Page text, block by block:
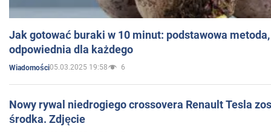
Jak gotować buraki w 10 minut: podstawowa
odpowiednia dla każdego
Wiadomości05.03.2025 19:58 6
Nowy rywal niedrogiego crossovera Renault Tesla
środka. Zdjęcie